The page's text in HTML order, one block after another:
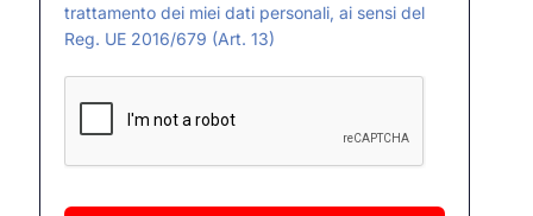
trattamento dei miei dati personali, ai sensi del
Reg. UE 2016/679 (Art. 13)